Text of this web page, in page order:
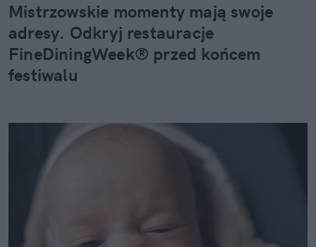
Mistrzowskie momenty mają swoje
adresy. Odkryj restauracje
FineDiningWeek® przed końcem
festiwalu